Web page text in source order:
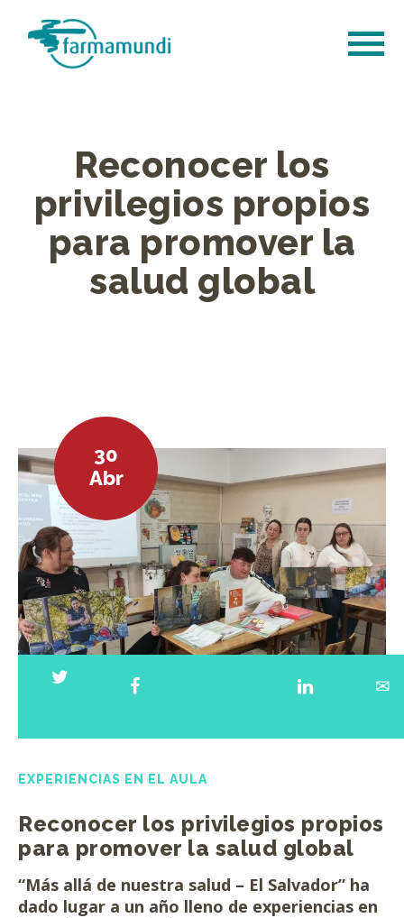
Reconocer los
privilegios propios
para promover la
salud global
30
Abr
EXPERIENCIAS EN EL AULA
Reconocer los privilegios propios
para promover la salud global
“Más allá de nuestra salud – El Salvador” ha
dado lugar a un año lleno de experiencias en